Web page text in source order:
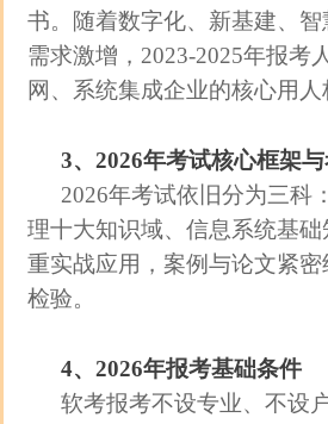
书。随着数字化、新基建、
需求激增，2023-2025年报考
网、系统集成企业的核心用人
3、2026年考试核心框架
2026年考试依旧分为三科
理十大知识域、信息系统基
重实战应用，案例与论文紧
检验。
4、2026年报考基础条件
软考报考不设专业、不设